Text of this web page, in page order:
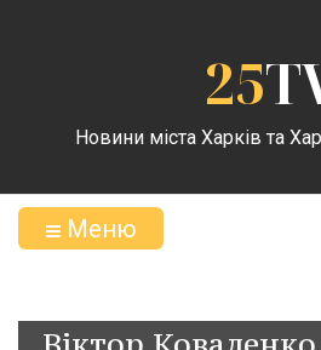
25
Новини міста Харків та
Меню